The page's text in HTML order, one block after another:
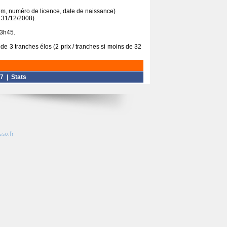
numéro de licence, date de naissance)
12/2008).
3 tranches élos (2 prix / tranches si moins de 32
Stats